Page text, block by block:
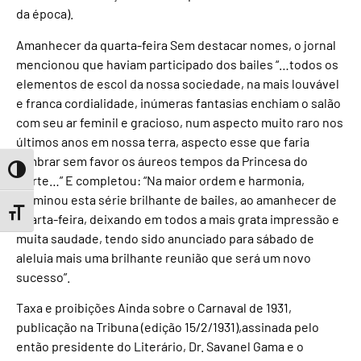
Toggle High Contrast
Toggle Font size
da época).
Amanhecer da quarta-feira Sem destacar nomes, o jornal
mencionou que haviam participado dos bailes “…todos os
elementos de escol da nossa sociedade, na mais louvável
e franca cordialidade, inúmeras fantasias enchiam o salão
com seu ar feminil e gracioso, num aspecto muito raro nos
últimos anos em nossa terra, aspecto esse que faria
lembrar sem favor os áureos tempos da Princesa do
Norte…” E completou: “Na maior ordem e harmonia,
terminou esta série brilhante de bailes, ao amanhecer de
quarta-feira, deixando em todos a mais grata impressão e
muita saudade, tendo sido anunciado para sábado de
aleluia mais uma brilhante reunião que será um novo
sucesso”.
Taxa e proibições Ainda sobre o Carnaval de 1931,
publicação na Tribuna (edição 15/2/1931),assinada pelo
então presidente do Literário, Dr. Savanel Gama e o